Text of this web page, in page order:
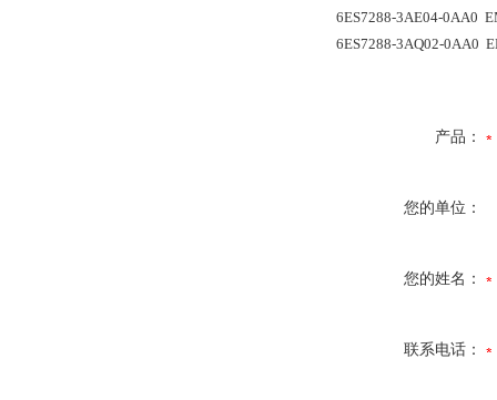
6ES7288-3AE04-0AA0
6ES7288-3AQ02-0AA0
产品：
您的单位：
您的姓名：
联系电话：